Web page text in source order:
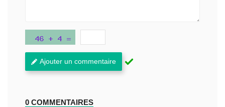
Ajouter un commentaire
0 COMMENTAIRES